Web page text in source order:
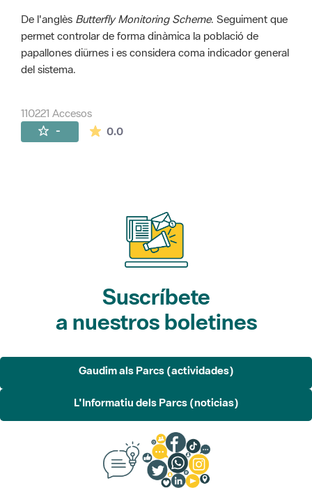
De l'anglès Butterfly Monitoring Scheme. Seguiment que
permet controlar de forma dinàmica la població de
papallones diürnes i es considera coma indicador general
del sistema.
110221 Accesos
- 0.0La valoración media es de 0 estrellas de
Suscríbete
a nuestros boletines
Gaudim als Parcs (actividades)
L'Informatiu dels Parcs (noticias)